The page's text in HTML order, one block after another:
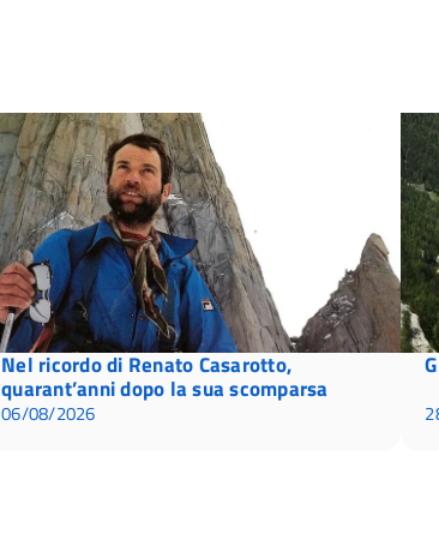
Nel ricordo di Renato Casarotto,
quarant’anni dopo la sua scomparsa
06/08/2026